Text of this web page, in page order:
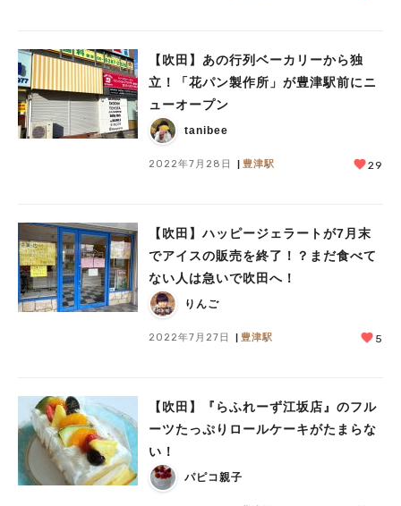
【吹田】あの行列ベーカリーから独
立！「花パン製作所」が豊津駅前にニ
ューオープン
tanibee
2022年7月28日 豊津駅 29
【吹田】ハッピージェラートが7月末
でアイスの販売を終了！？まだ食べて
ない人は急いで吹田へ！
りんご
2022年7月27日 豊津駅 5
【吹田】『らふれーず江坂店』のフル
ーツたっぷりロールケーキがたまらな
い！
パピコ親子